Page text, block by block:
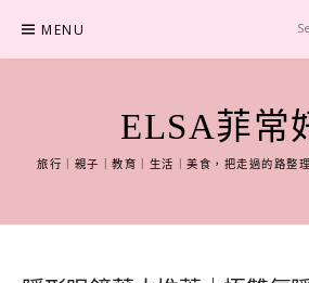
content
MENU
ELSA菲常
旅行｜親子｜教育｜生活｜美食，把走過的路整